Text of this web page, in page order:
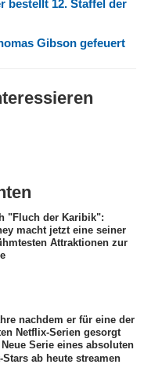
bestellt 12. Staffel der
Gibson gefeuert
"Fluch der Karibik":
macht jetzt eine seiner
Attraktionen zur
nachdem er für eine der
Netflix-Serien gesorgt
Neue Serie eines absoluten
Stars ab heute streamen